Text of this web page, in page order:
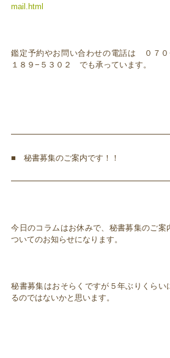
mail.html
鑑定予約やお問い合わせの電話は ０７０
１８９−５３０２ でも承っています。
■ 秘書募集のご案内です！！
今日のコラムはお休みで、秘書募集のご案
ついてのお知らせになります。
秘書募集はおそらくですが５年ぶりくらい
るのではないかと思います。